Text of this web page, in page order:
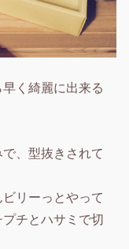
く綺麗に出来る
、型抜きされて
リーっとやって
チとハサミで切